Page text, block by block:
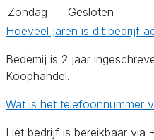
Zondag
Gesloten
Hoeveel jaren is dit bedrijf
Bedemij is 2 jaar
Koophandel.
Wat is het telefoonnummer
Het bedrijf is bereikbaar via